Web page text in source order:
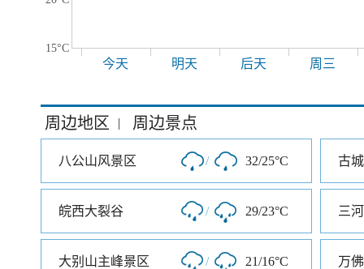
15°C
今天 明天 后天 周三
周边地区 | 周边景点
八公山风景区 / 32/25°C 古
皖西大裂谷 / 29/23°C 三
大别山主峰景区 / 21/16°C 万